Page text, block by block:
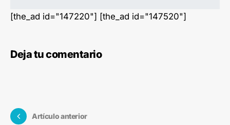
[the_ad id="147220"] [the_ad id="147520"]
Deja tu comentario
Artículo anterior